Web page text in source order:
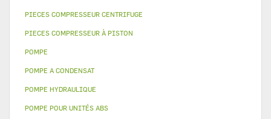
PIECES COMPRESSEUR CENTRIFUGE
PIECES COMPRESSEUR À PISTON
POMPE
POMPE A CONDENSAT
POMPE HYDRAULIQUE
POMPE POUR UNITÉS ABS